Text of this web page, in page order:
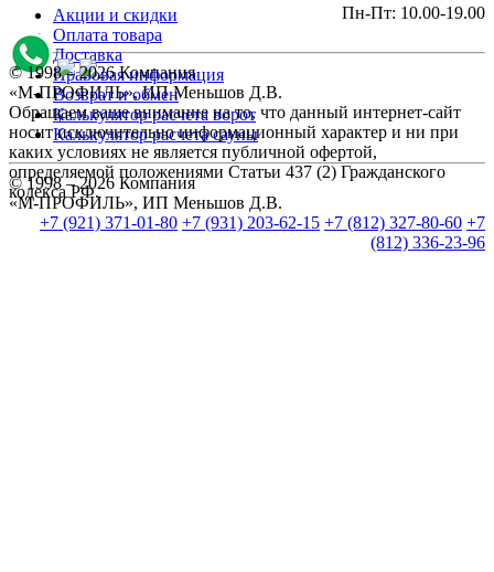
Акции и скидки
Оплата товара
Доставка
Правовая информация
Возврат и обмен
Калькулятор расчета ворот
Калькулятор расчета сауны
© 1998 – 2026 Компания
«М-ПРОФИЛЬ», ИП Меньшов Д.В.
+7 (921) 371-01-80 +7 (931) 203-62-15 +7 (812) 327-80-60 +7
(812) 336-23-96
Пн-Пт: 10.00-19.00
© 1998 – 2026 Компания
«М-ПРОФИЛЬ», ИП Меньшов Д.В.
Обращаем ваше внимание на то, что данный интернет-сайт
носит исключительно информационный характер и ни при
каких условиях не является публичной офертой,
определяемой положениями Статьи 437 (2) Гражданского
кодекса РФ.